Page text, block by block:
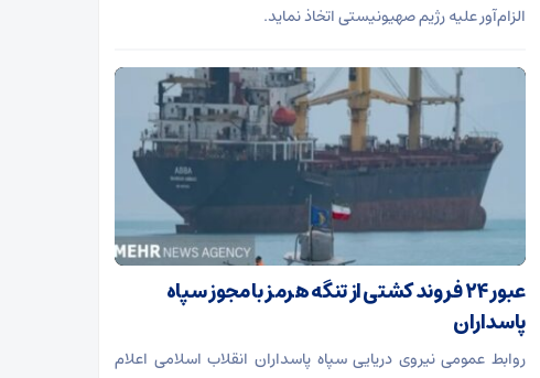
الزام‌آور علیه رژیم صهیونیستی اتخاذ نماید.
عبور ۲۴ فروند کشتی از تنگه هرمز با مجوز سپاه
پاسداران
روابط عمومی نیروی دریایی سپاه پاسداران انقلاب اسلامی اعلام